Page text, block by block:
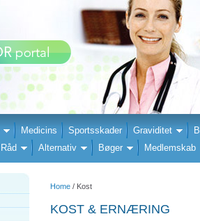
Medicins Sportsskader Graviditet
Råd Alternativ Bøger Medlemskab
Home / Kost
KOST & ERNÆRING